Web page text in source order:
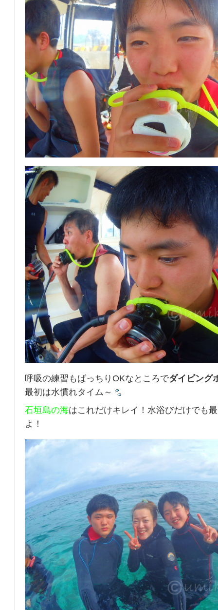
呼吸の練習もばっちりOKなところでダイビング
最初は水慣れタイム～
石垣島の海はこれだけキレイ！水浴びだけでも
よ！